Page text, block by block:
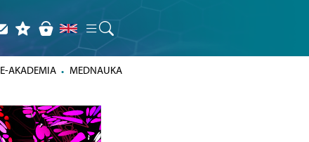
E-AKADEMIA MEDNAUKA